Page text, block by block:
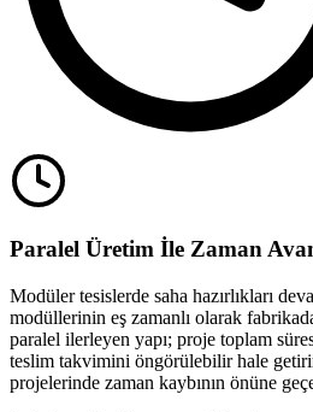
Paralel Üretim İle Zaman
Modüler tesislerde saha hazırlıkları
modüllerinin eş zamanlı olarak
paralel ilerleyen yapı; proje toplam
teslim takvimini öngörülebilir hale
projelerinde zaman kaybının önüne